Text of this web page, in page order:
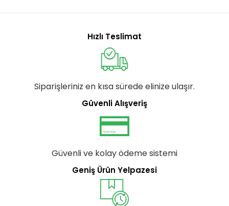
Hızlı Teslimat
Siparişleriniz en kısa sürede elinize ulaşır.
Güvenli Alışveriş
Güvenli ve kolay ödeme sistemi
Geniş Ürün Yelpazesi